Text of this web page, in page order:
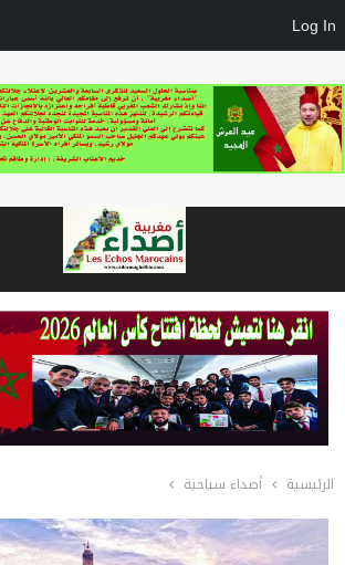
Log In
الرئيسية أصداء سياحية